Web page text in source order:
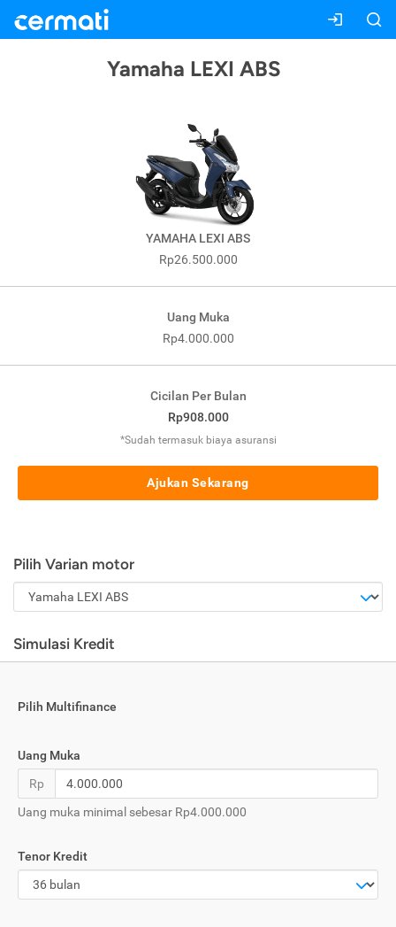
Yamaha LEXI ABS
YAMAHA LEXI ABS
Rp26.500.000
Uang Muka
Rp4.000.000
Cicilan Per Bulan
Rp908.000
*Sudah termasuk biaya asuransi
Ajukan Sekarang
Pilih Varian motor
Simulasi Kredit
Pilih Multifinance
Uang Muka
Rp
Uang muka minimal sebesar Rp4.000.000
Tenor Kredit